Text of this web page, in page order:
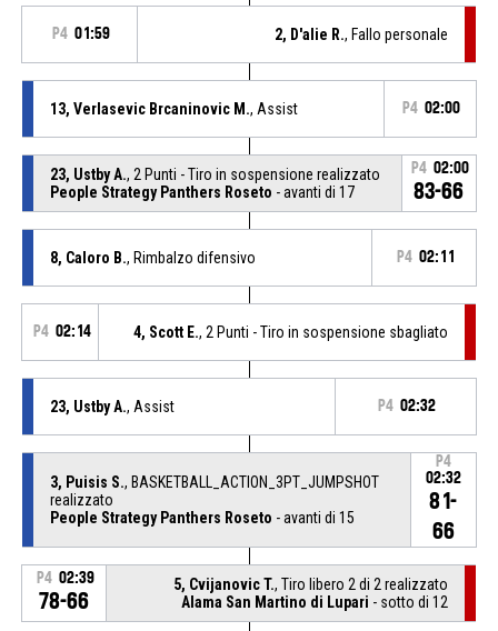
P4 01:59 2, D'alie R., Fallo personale
13, Verlasevic Brcaninovic M., Assist P4 02:00
23, Ustby A., 2 Punti - Tiro in sospensione realizzato
People Strategy Panthers Roseto - avanti di 17
P4 02:00
83-66
8, Caloro B., Rimbalzo difensivo P4 02:11
P4 02:14 4, Scott E., 2 Punti - Tiro in sospensione sbagliato
23, Ustby A., Assist P4 02:32
3, Puisis S., BASKETBALL_ACTION_3PT_JUMPSHOT
realizzato
People Strategy Panthers Roseto - avanti di 15
P4
02:32
81-
66
P4 02:39
78-66
5, Cvijanovic T., Tiro libero 2 di 2 realizzato
Alama San Martino di Lupari - sotto di 12